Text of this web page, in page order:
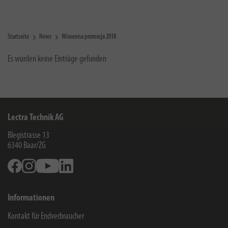
Startseite News Wiosenna promocja 2018
Es wurden keine Einträge gefunden
Lectra Technik AG
Blegistrasse 13
6340 Baar/ZG
FacebookInstagramYoutube
Informationen
Kontakt für Endverbraucher